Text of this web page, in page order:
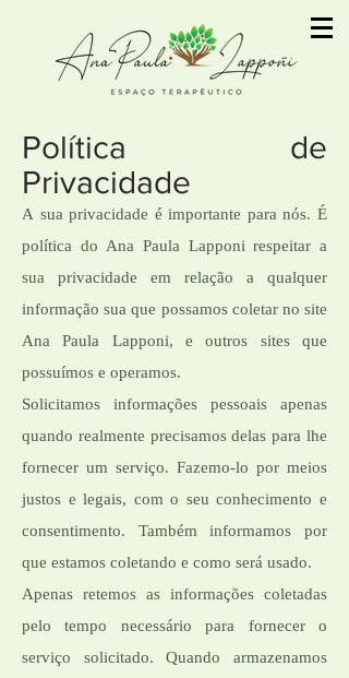
Política de
Privacidade
A sua privacidade é importante para nós. É
política do Ana Paula Lapponi respeitar a
sua privacidade em relação a qualquer
informação sua que possamos coletar no site
Ana Paula Lapponi, e outros sites que
possuímos e operamos.
Solicitamos informações pessoais apenas
quando realmente precisamos delas para lhe
fornecer um serviço. Fazemo-lo por meios
justos e legais, com o seu conhecimento e
consentimento. Também informamos por
que estamos coletando e como será usado.
Apenas retemos as informações coletadas
pelo tempo necessário para fornecer o
serviço solicitado. Quando armazenamos